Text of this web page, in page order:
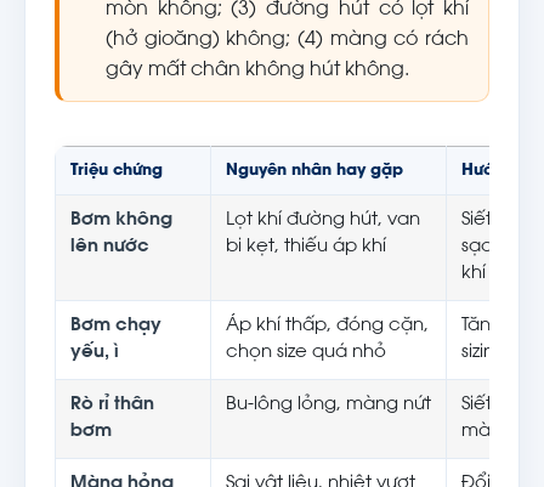
mòn không; (3) đường hút có lọt khí
(hở gioăng) không; (4) màng có rách
gây mất chân không hút không.
Triệu chứng Nguyên nhân hay gặp Hướng xử
Bơm không
lên nước
Lọt khí đường hút, van
bi kẹt, thiếu áp khí
Siết lại
sạch/
khí
Bơm chạy
yếu, ì
Áp khí thấp, đóng cặn,
chọn size quá nhỏ
Tăng áp
sizing
Rò rỉ thân
bơm
Bu-lông lỏng, màng nứt
Siết
màng